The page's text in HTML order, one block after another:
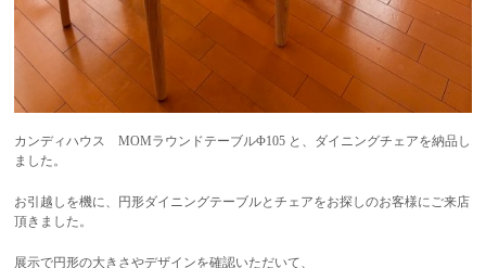
カンディハウス MOMラウンドテーブルΦ105 と、ダイニングチェアを納品し
ました。
お引越しを機に、円形ダイニングテーブルとチェアをお探しのお客様にご来店
頂きました。
展示で円形の大きさやデザインを確認いただいて、